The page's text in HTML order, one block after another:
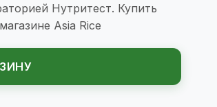
Нутритест. Купить
Asia Rice